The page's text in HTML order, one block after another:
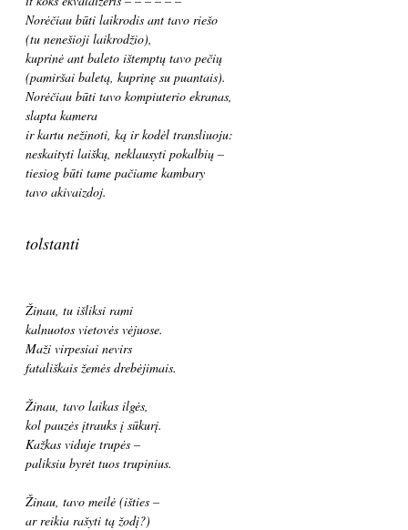
Norėčiau būti laikrodis ant tavo riešo
(tu nenešioji laikrodžio),
kuprinė ant baleto ištemptų tavo pečių
(pamiršai baletą, kuprinę su puantais).
Norėčiau būti tavo kompiuterio ekranas,
slapta kamera
ir kartu nežinoti, ką ir kodėl transliuoju:
neskaityti laiškų, neklausyti pokalbių –
tiesiog būti tame pačiame kambary
tavo akivaizdoj.
tolstanti
Žinau, tu išliksi rami
kalnuotos vietovės vėjuose.
Maži virpesiai nevirs
fatališkais žemės drebėjimais.
Žinau, tavo laikas ilgės,
kol pauzės įtrauks į sūkurį.
Kažkas viduje trupės –
paliksiu byrėt tuos trupinius.
Žinau, tavo meilė (išties –
ar reikia rašyti tą žodį?)